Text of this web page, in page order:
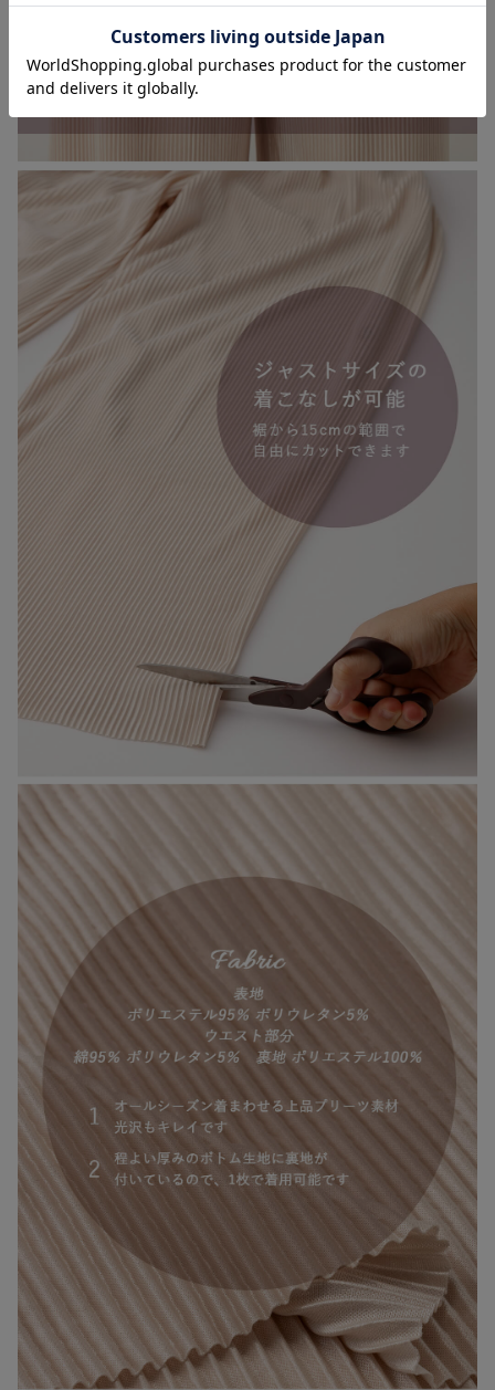
お気に入り商品を確認する